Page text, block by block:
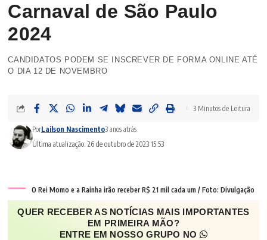
Carnaval de São Paulo
2024
CANDIDATOS PODEM SE INSCREVER DE FORMA ONLINE ATÉ
O DIA 12 DE NOVEMBRO
Última atualização: 26 de outubro de 2023 15:53
PorLailson Nascimento3 anos atrás
3 Minutos de Leitura
O Rei Momo e a Rainha irão receber R$ 21 mil cada um / Foto: Divulgação
QUER RECEBER AS NOTÍCIAS MAIS IMPORTANTES
EM PRIMEIRA MÃO?
ENTRE EM NOSSO GRUPO NO